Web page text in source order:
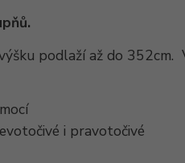
podlaží až do 352cm.
i pravotočivé